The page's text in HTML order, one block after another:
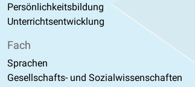
Persönlichkeitsbildung
Unterrichtsentwicklung
Fach
Sprachen
Gesellschafts- und Sozialwissenschaften